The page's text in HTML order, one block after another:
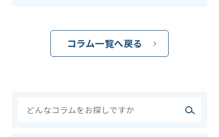
コラム一覧へ戻る